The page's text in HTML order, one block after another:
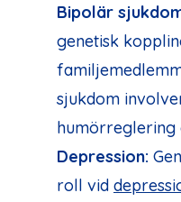
Bipolär
genetisk
sjukdom
humörreglering
Depression:
roll vid